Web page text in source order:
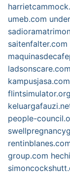
umeb.com
saitenfalter.com
ladsonscare.com
kampusjasa.com
flintsimulator.org
people-
group.com